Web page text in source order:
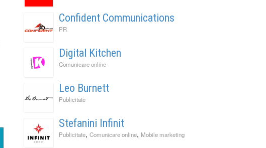
Confident Communications
PR
Digital Kitchen
Comunicare online
Leo Burnett
Publicitate
Stefanini Infinit
Publicitate, Comunicare online, Mobile marketing